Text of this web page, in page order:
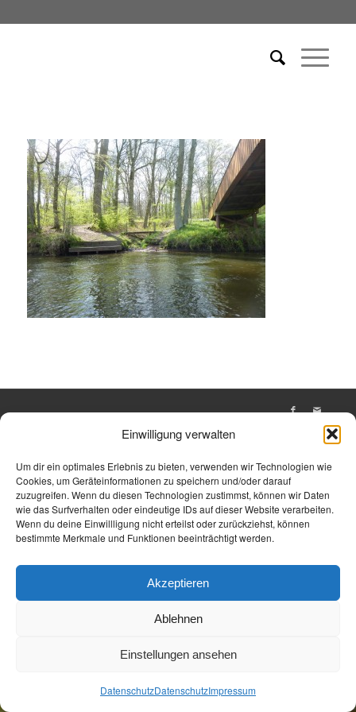
Einwilligung verwalten
Um dir ein optimales Erlebnis zu bieten, verwenden wir Technologien wie
Cookies, um Geräteinformationen zu speichern und/oder darauf
zuzugreifen. Wenn du diesen Technologien zustimmst, können wir Daten
wie das Surfverhalten oder eindeutige IDs auf dieser Website verarbeiten.
Wenn du deine Einwillligung nicht erteilst oder zurückziehst, können
bestimmte Merkmale und Funktionen beeinträchtigt werden.
Akzeptieren
Ablehnen
Einstellungen ansehen
DatenschutzDatenschutzImpressum
Jetzt Buchen Jetzt Buchen